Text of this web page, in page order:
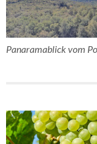
Panaramablick vom